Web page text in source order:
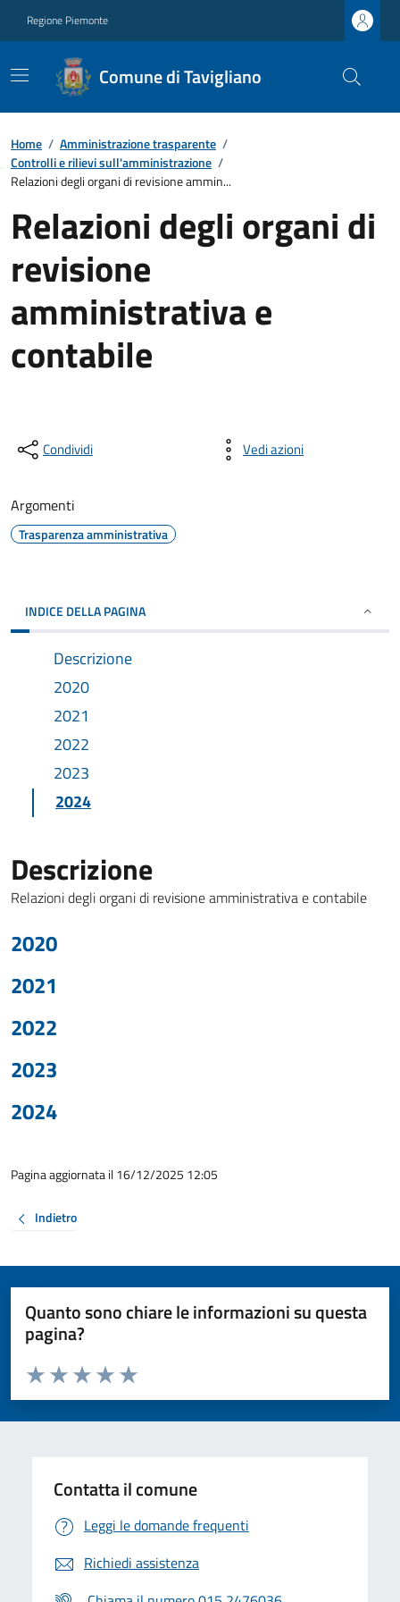
Regione Piemonte
Comune di Tavigliano
Home / Amministrazione trasparente /
Controlli e rilievi sull'amministrazione /
Relazioni degli organi di revisione ammin...
Relazioni degli organi di
revisione
amministrativa e
contabile
Condividi Vedi azioni
Argomenti
Trasparenza amministrativa
INDICE DELLA PAGINA
Descrizione
2020
2021
2022
2023
2024
Descrizione
Relazioni degli organi di revisione amministrativa e contabile
2020
2021
2022
2023
2024
Pagina aggiornata il 16/12/2025 12:05
Indietro
Quanto sono chiare le informazioni su questa
pagina?
Valuta da 1 a 5 stelle la pagina
Valuta 5 stelle su 5
Valuta 4 stelle su 5
Valuta 3 stelle su 5
Valuta 2 stelle su 5
Valuta 1 stelle su 5
Contatta il comune
Leggi le domande frequenti
Richiedi assistenza